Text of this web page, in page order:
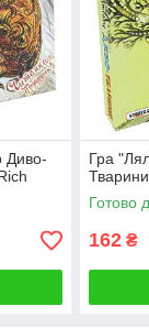
Диво-
Гра
Готово
162 ₴